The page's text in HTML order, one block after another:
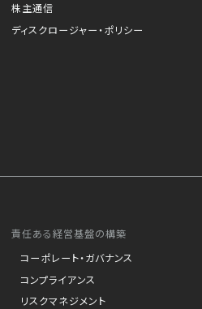
株主通信
ディスクロージャー・ポリシー
責任ある経営基盤の構築
コーポレート・ガバナンス
コンプライアンス
リスクマネジメント